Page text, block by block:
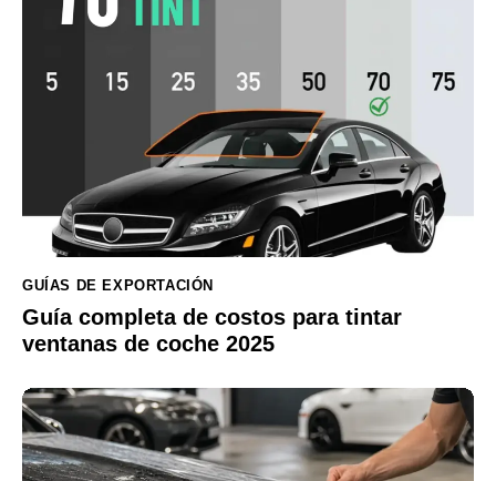
GUÍAS DE EXPORTACIÓN
Guía completa de costos para tintar
ventanas de coche 2025